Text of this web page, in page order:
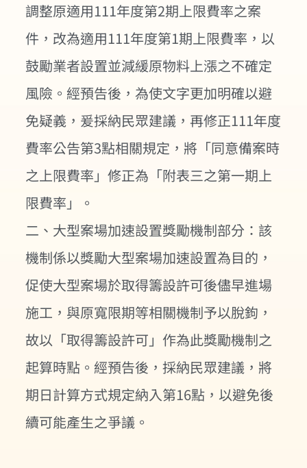
調整原適用111年度第2期上限費率之案
件，改為適用111年度第1期上限費率，以
鼓勵業者設置並減緩原物料上漲之不確定
風險。經預告後，為使文字更加明確以避
免疑義，爰採納民眾建議，再修正111年度
費率公告第3點相關規定，將「同意備案時
之上限費率」修正為「附表三之第一期上
限費率」。
二、大型案場加速設置獎勵機制部分：該
機制係以獎勵大型案場加速設置為目的，
促使大型案場於取得籌設許可後儘早進場
施工，與原寬限期等相關機制予以脫鉤，
故以「取得籌設許可」作為此獎勵機制之
起算時點。經預告後，採納民眾建議，將
期日計算方式規定納入第16點，以避免後
續可能產生之爭議。